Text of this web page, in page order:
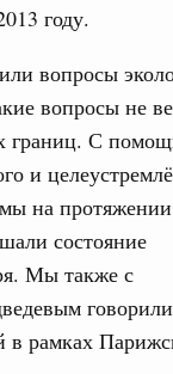
году.
вопросы
вопросы не
границ. С
и
на протяжении
состояние
Мы также с
в рамках
обновили
среда